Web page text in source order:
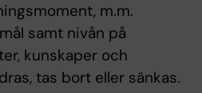
m.m.
samt nivån på
kunskaper och
tas bort eller sänkas.